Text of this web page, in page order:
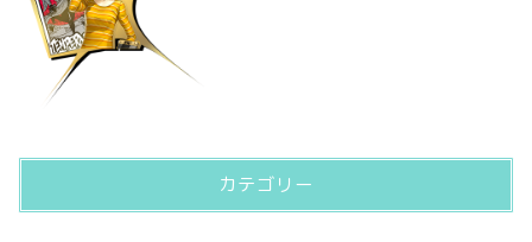
カテゴリー